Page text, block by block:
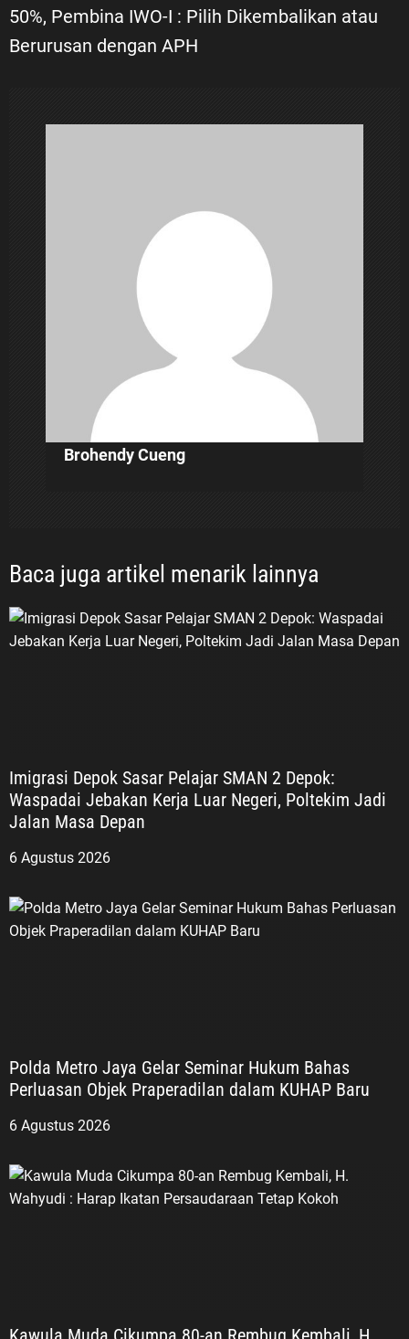
g
50%, Pembina IWO-I : Pilih Dikembalikan atau
Berurusan dengan APH
Brohendy Cueng
Baca juga artikel menarik lainnya
Imigrasi Depok Sasar Pelajar SMAN 2 Depok:
Waspadai Jebakan Kerja Luar Negeri, Poltekim Jadi
6 Agustus 2026
Polda Metro Jaya Gelar Seminar Hukum Bahas
Perluasan Objek Praperadilan dalam KUHAP Baru
6 Agustus 2026